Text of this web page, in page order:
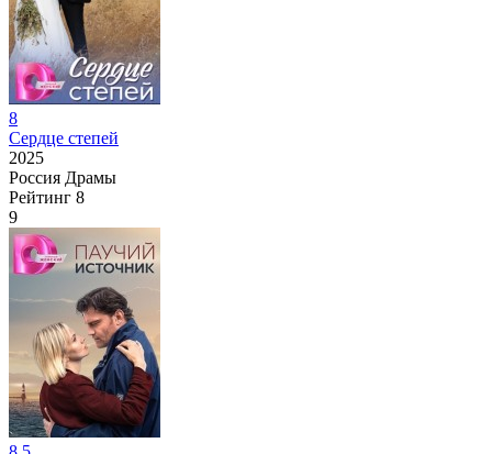
8
Сердце степей
2025
Россия Драмы
Рейтинг 8
9